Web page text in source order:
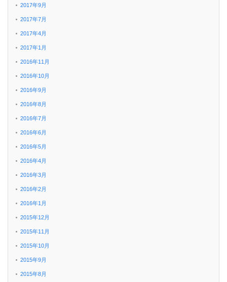
2017年9月
2017年7月
2017年4月
2017年1月
2016年11月
2016年10月
2016年9月
2016年8月
2016年7月
2016年6月
2016年5月
2016年4月
2016年3月
2016年2月
2016年1月
2015年12月
2015年11月
2015年10月
2015年9月
2015年8月